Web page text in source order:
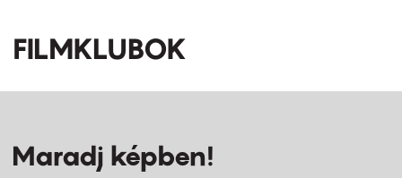
FILMKLUBOK
Maradj képben!